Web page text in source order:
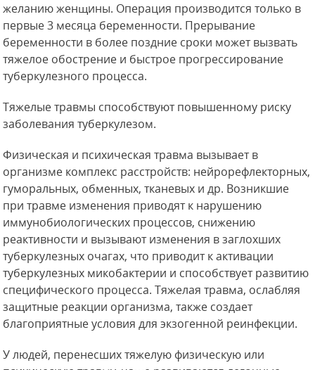
желанию женщины. Операция производится только в
первые 3 месяца беременности. Прерывание
беременности в более поздние сроки может вызвать
тяжелое обострение и быстрое прогрессирование
туберкулезного процесса.
Тяжелые травмы способствуют повышенному риску
заболевания туберкулезом.
Физическая и психическая травма вызывает в
организме комплекс расстройств: нейрорефлекторных,
гуморальных, обменных, тканевых и др. Возникшие
при травме изменения приводят к нарушению
иммунобиологических процессов, снижению
реактивности и вызывают изменения в заглохших
туберкулезных очагах, что приводит к активации
туберкулезных микобактерии и способствует развитию
специфического процесса. Тяжелая травма, ослабляя
защитные реакции организма, также создает
благоприятные условия для экзогенной реинфекции.
У людей, перенесших тяжелую физическую или